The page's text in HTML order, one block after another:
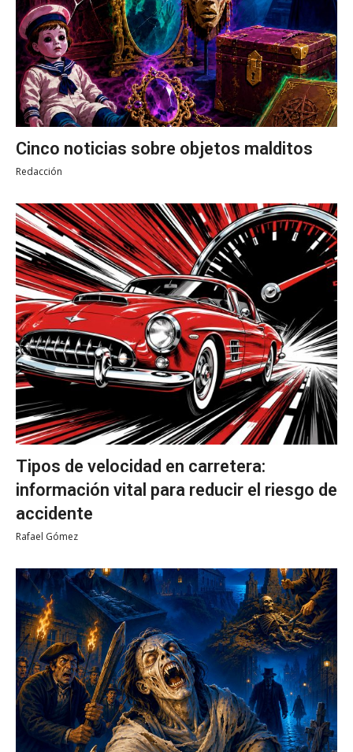
Cinco noticias sobre objetos malditos
Redacción
Tipos de velocidad en carretera:
información vital para reducir el riesgo de
accidente
Rafael Gómez